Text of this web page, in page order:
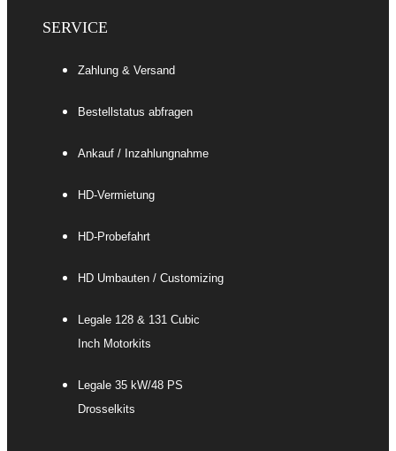
SERVICE
Zahlung & Versand
Bestellstatus abfragen
Ankauf / Inzahlungnahme
HD-Vermietung
HD-Probefahrt
HD Umbauten / Customizing
Legale 128 & 131 Cubic
Inch Motorkits
Legale 35 kW/48 PS
Drosselkits